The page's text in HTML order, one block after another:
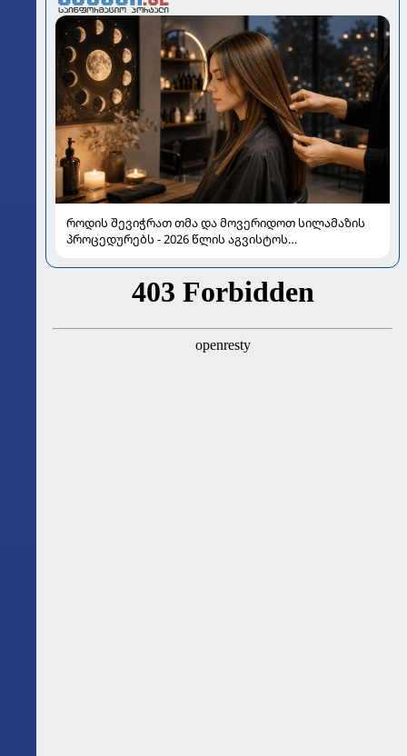
როდის შევიჭრათ თმა და მოვერიდოთ სილამაზის
პროცედურებს - 2026 წლის აგვისტოს